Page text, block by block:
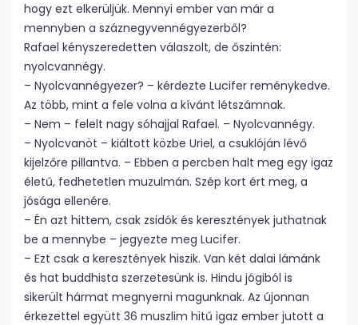
hogy ezt elkerüljük. Mennyi ember van már a
mennyben a száznegyvennégyezerből?
Rafael kényszeredetten válaszolt, de őszintén:
nyolcvannégy.
– Nyolcvannégyezer? – kérdezte Lucifer reménykedve.
Az több, mint a fele volna a kívánt létszámnak.
– Nem – felelt nagy sóhajjal Rafael. – Nyolcvannégy.
– Nyolcvanöt – kiáltott közbe Uriel, a csuklóján lévő
kijelzőre pillantva. – Ebben a percben halt meg egy igaz
életű, fedhetetlen muzulmán. Szép kort ért meg, a
jósága ellenére.
– Én azt hittem, csak zsidók és keresztények juthatnak
be a mennybe – jegyezte meg Lucifer.
– Ezt csak a keresztények hiszik. Van két dalai lámánk
és hat buddhista szerzetesünk is. Hindu jógiból is
sikerült hármat megnyerni magunknak. Az újonnan
érkezettel együtt 36 muszlim hitű igaz ember jutott a